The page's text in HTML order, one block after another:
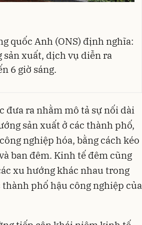
quốc Anh (ONS) định nghĩa:
sản xuất, dịch vụ diễn ra
6 giờ sáng.
ra nhằm mô tả sự nối dài
sản xuất ở các thành phố,
nghiệp hóa, bằng cách kéo
ban đêm. Kinh tế đêm cũng
xu hướng khác nhau trong
phố hậu công nghiệp của